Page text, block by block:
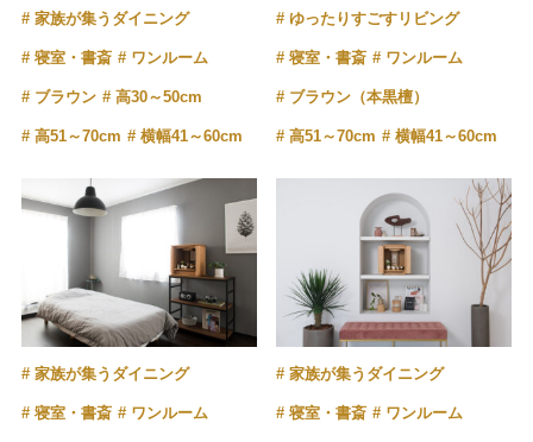
家族が集うダイニング
寝室・書斎 ワンルーム
ブラウン 高30～50cm
高51～70cm 横幅41～60cm
ゆったりすごすリビング
寝室・書斎 ワンルーム
ブラウン（本黒檀）
高51～70cm 横幅41～60cm
家族が集うダイニング
寝室・書斎 ワンルーム
家族が集うダイニング
寝室・書斎 ワンルーム